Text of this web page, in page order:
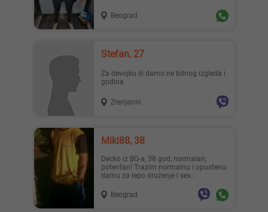
Beograd
Stefan, 27
Za devojku ili damo ne bitnog izgleda i
godina
Zrenjanin
Miki88, 38
Decko iz BG-a, 38 god, normalan,
potentan! Trazim normalnu i opustenu
damu za lepo druzenje i sex...
Beograd